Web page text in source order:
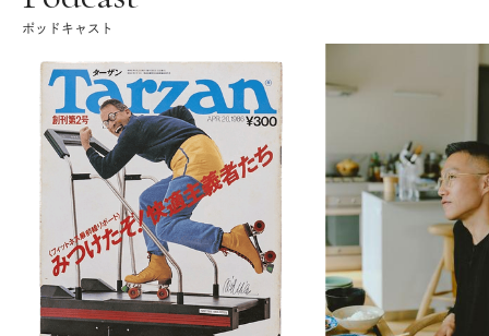
ポッドキャスト